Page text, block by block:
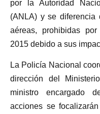
por la Autoridad
(ANLA) y se diferencia
aéreas, prohibidas
2015 debido a sus
La Policía Nacional
dirección del
ministro encargado
acciones se